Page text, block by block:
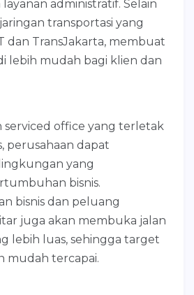
administratif. Selain
transportasi yang
dan TransJakarta, membuat
lebih mudah bagi klien dan
serviced office yang terletak
perusahaan dapat
yang
bisnis.
bisnis dan peluang
juga akan membuka jalan
lebih luas, sehingga target
mudah tercapai.